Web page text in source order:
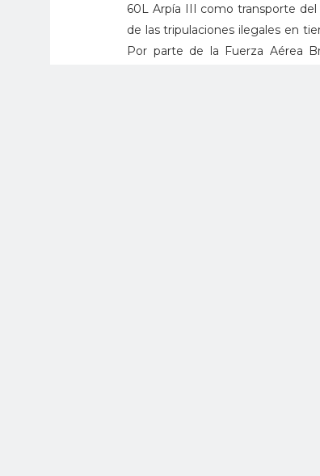
60L Arpía III como transporte
de las tripulaciones ilegales en
Por parte de la Fuerza Aérea